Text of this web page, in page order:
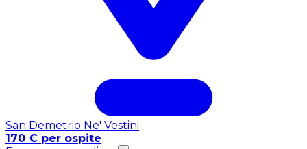
San Demetrio Ne' Vestini
170 € per ospite